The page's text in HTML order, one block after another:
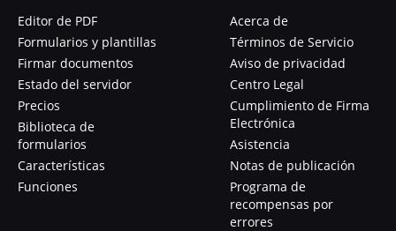
Editor de PDF
Formularios y plantillas
Firmar documentos
Estado del servidor
Precios
Biblioteca de
formularios
Características
Funciones
Acerca de
Términos de Servicio
Aviso de privacidad
Centro Legal
Cumplimiento de Firma
Electrónica
Asistencia
Notas de publicación
Programa de
recompensas por
errores